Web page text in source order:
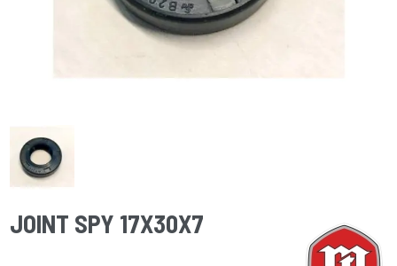
JOINT SPY 17X30X7